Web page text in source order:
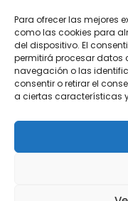
Para ofrecer las mejores
como las cookies para
del dispositivo. El
permitirá procesar datos
navegación o las
consentir o retirar el
a ciertas características
Varios
Ver Todos
SOCIAL MEDIA